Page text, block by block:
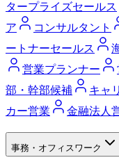
タープライズセールス
ア
コンサルタント
ートナーセールス
営業プランナー
部・幹部候補
キャ
カー営業
金融法人
事務・オフィスワーク